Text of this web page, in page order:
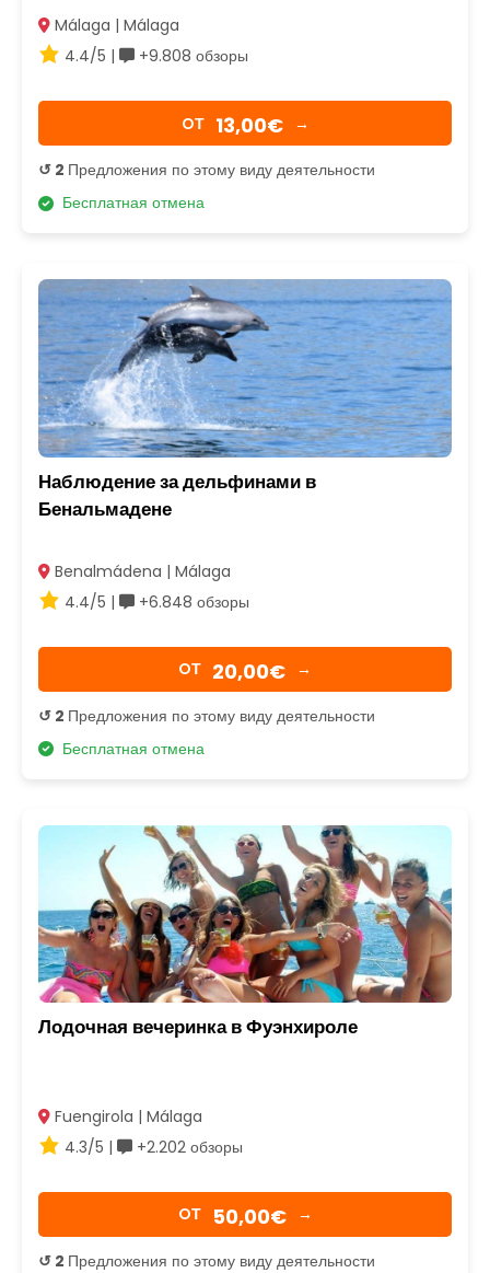
Málaga | Málaga
4.4/5 |
+9.808 обзоры
OТ 13,00€ →
↺ 2 Предложения по этому виду деятельности
Бесплатная отмена
Наблюдение за дельфинами в
Бенальмадене
Benalmádena | Málaga
4.4/5 |
+6.848 обзоры
OТ 20,00€ →
↺ 2 Предложения по этому виду деятельности
Бесплатная отмена
Лодочная вечеринка в Фуэнхироле
Fuengirola | Málaga
4.3/5 |
+2.202 обзоры
OТ 50,00€ →
↺ 2 Предложения по этому виду деятельности